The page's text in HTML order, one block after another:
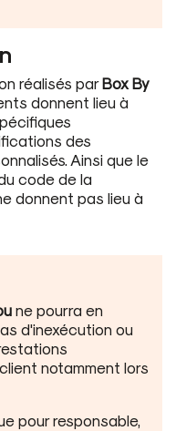
réalisés parBox By
donnent lieu à
des
Ainsi que le
code de la
donnent pas lieu à
ne pourra en
d'inexécution ou
notamment lors
pour responsable,